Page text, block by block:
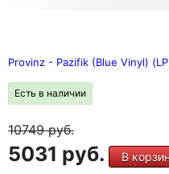
Provinz - Pazifik (Blue Vinyl)
Есть в наличии
10749руб.
5031 руб. В